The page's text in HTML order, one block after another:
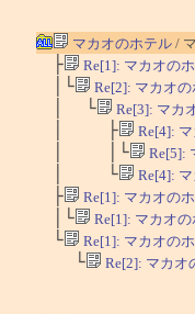
マカオのホテル/
├ Re[1]: マカオの
│└ Re[2]: マカオ
│ └ Re[3]: マカ
│ ├ Re[4]:
│ │└ Re[5]:
│ └ Re[4]:
├ Re[1]: マカオの
│└ Re[1]: マカオ
└ Re[1]: マカオの
└ Re[2]: マカオ